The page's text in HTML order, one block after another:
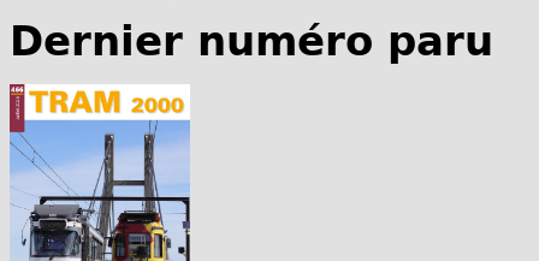
Dernier numéro paru